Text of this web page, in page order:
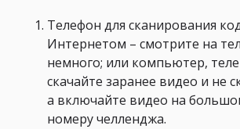
Телефон для сканирования
Интернетом – смотрите на
немного; или компьютер,
скачайте заранее видео и не
а включайте видео на
номеру челленджа.